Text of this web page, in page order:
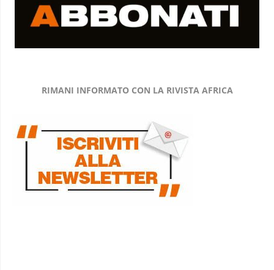
RIMANI INFORMATO CON LA RIVISTA AFRICA